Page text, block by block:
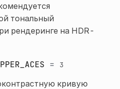
тональный
рендеринге на HDR-
= 3
кривую